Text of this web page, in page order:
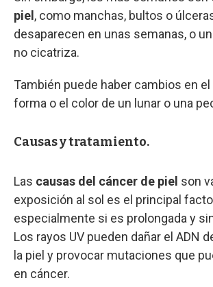
piel , como manchas, bultos o
desaparecen en unas semanas, o
no cicatriza.
También puede haber cambios en el
forma o el color de un lunar o una
Causas y tratamiento.
Las causas del cáncer de piel son
exposición al sol es el principal
especialmente si es prolongada y
Los rayos UV pueden dañar el ADN
la piel y provocar mutaciones que
en cáncer.